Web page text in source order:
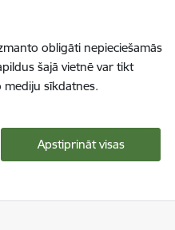
obligāti nepieciešamās
šajā vietnē var tikt
mediju sīkdatnes.
Apstiprināt visas